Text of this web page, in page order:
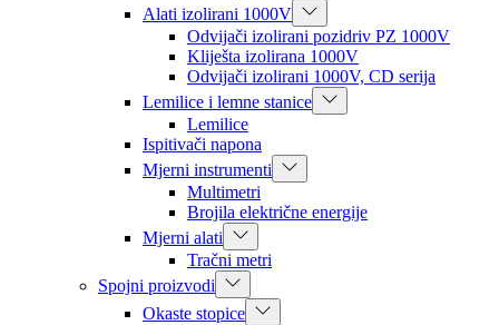
Alati izolirani 1000V
Odvijači izolirani pozidriv PZ 1000V
Kliješta izolirana 1000V
Odvijači izolirani 1000V, CD serija
Lemilice i lemne stanice
Lemilice
Ispitivači napona
Mjerni instrumenti
Multimetri
Brojila električne energije
Mjerni alati
Tračni metri
Spojni proizvodi
Okaste stopice